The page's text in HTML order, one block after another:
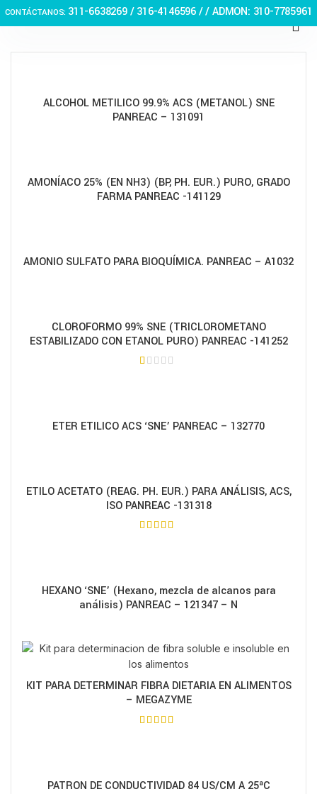
CONTÁCTANOS: 311-6638269 /316-4146596 / / ADMON: 310-7785961
ALCOHOL METILICO 99.9% ACS (METANOL) SNE
PANREAC – 131091
AMONÍACO 25% (EN NH3) (BP, PH. EUR.) PURO, GRADO
FARMA PANREAC -141129
AMONIO SULFATO PARA BIOQUÍMICA. PANREAC – A1032
CLOROFORMO 99% SNE (TRICLOROMETANO
ESTABILIZADO CON ETANOL PURO) PANREAC -141252
ETER ETILICO ACS ‘SNE’ PANREAC – 132770
ETILO ACETATO (REAG. PH. EUR.) PARA ANÁLISIS, ACS,
ISO PANREAC -131318
HEXANO ‘SNE’ (Hexano, mezcla de alcanos para
análisis) PANREAC – 121347 – N
KIT PARA DETERMINAR FIBRA DIETARIA EN ALIMENTOS
– MEGAZYME
PATRON DE CONDUCTIVIDAD 84 US/CM A 25ªC